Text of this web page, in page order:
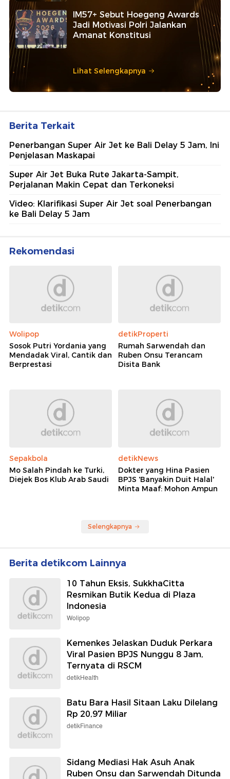
IM57+ Sebut Hoegeng Awards
Jadi Motivasi Polri Jalankan
Amanat Konstitusi
Lihat Selengkapnya
Berita Terkait
Penerbangan Super Air Jet ke Bali Delay 5 Jam, Ini
Penjelasan Maskapai
Super Air Jet Buka Rute Jakarta-Sampit,
Perjalanan Makin Cepat dan Terkoneksi
Video: Klarifikasi Super Air Jet soal Penerbangan
ke Bali Delay 5 Jam
Rekomendasi
Wolipop
Sosok Putri Yordania yang
Mendadak Viral, Cantik dan
Berprestasi
detikProperti
Rumah Sarwendah dan
Ruben Onsu Terancam
Disita Bank
Sepakbola
Mo Salah Pindah ke Turki,
Diejek Bos Klub Arab Saudi
detikNews
Dokter yang Hina Pasien
BPJS 'Banyakin Duit Halal'
Minta Maaf: Mohon Ampun
Selengkapnya
Berita detikcom Lainnya
10 Tahun Eksis, SukkhaCitta
Resmikan Butik Kedua di Plaza
Indonesia
Wolipop
Kemenkes Jelaskan Duduk Perkara
Viral Pasien BPJS Nunggu 8 Jam,
Ternyata di RSCM
detikHealth
Batu Bara Hasil Sitaan Laku Dilelang
Rp 20,97 Miliar
detikFinance
Sidang Mediasi Hak Asuh Anak
Ruben Onsu dan Sarwendah Ditunda